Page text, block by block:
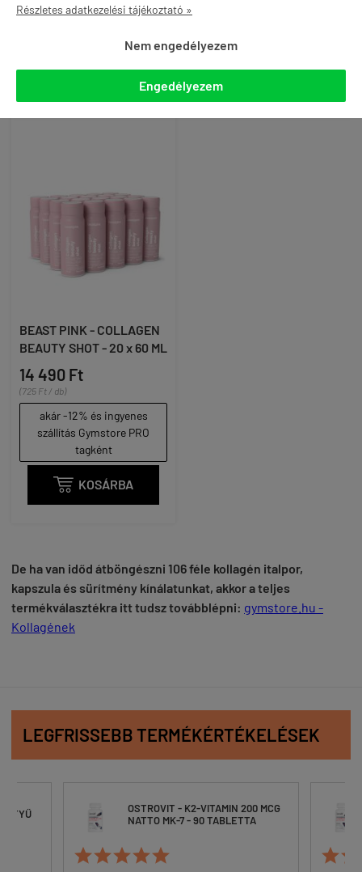
Részletes adatkezelési tájékoztató »
Nem engedélyezem
Engedélyezem
KOSÁRBA 
BEAST PINK - COLLAGEN
BEAUTY SHOT - 20 x 60 ML
14 490 Ft
(725 Ft / db)
akár -12% és ingyenes
szállítás Gymstore PRO
tagként
 KOSÁRBA
De ha van időd átböngészni 106 féle kollagén italpor,
kapszula és sürítmény kínálatunkat, akkor a teljes
termékválasztékra itt tudsz továbblépni: gymstore.hu -
Kollagének
LEGFRISSEBB TERMÉKÉRTÉKELÉSEK
OSTROVIT - K2-VITAMIN 200 MCG
NATTO MK-7 - 90 TABLETTA
OSTROVIT - K2-
NATTO MK-7 - 90